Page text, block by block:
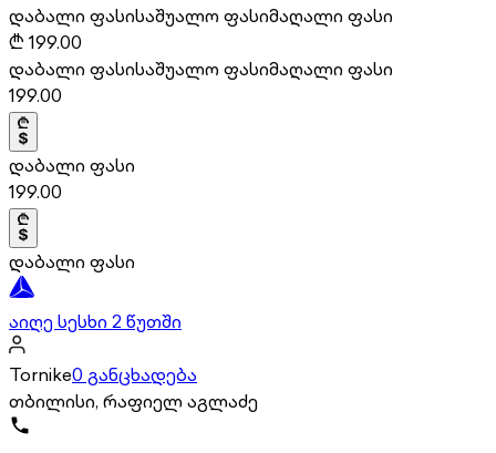
დაბალი ფასისაშუალო ფასიმაღალი ფასი
₾ 199.00
დაბალი ფასისაშუალო ფასიმაღალი ფასი
199.00
დაბალი ფასი
199.00
დაბალი ფასი
აიღე სესხი 2 წუთში
Tornike0 განცხადება
თბილისი, რაფიელ აგლაძე